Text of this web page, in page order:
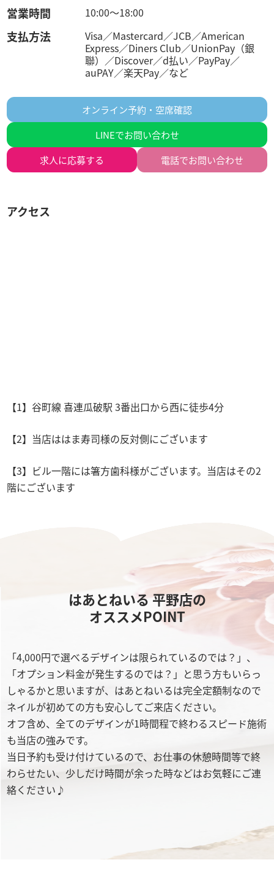
営業時間 10:00～18:00
支払方法
Visa／Mastercard／JCB／American
Express／Diners Club／UnionPay（銀
聯）／Discover／d払い／PayPay／
auPAY／楽天Pay／など
オンライン予約・空席確認
LINEでお問い合わせ
求人に応募する 電話でお問い合わせ
アクセス
【1】谷町線 喜連瓜破駅 3番出口から西に徒歩4分
【2】当店ははま寿司様の反対側にございます
【3】ビル一階には箸方歯科様がございます。当店はその2
階にございます
はあとねいる 平野店の
オススメPOINT
「4,000円で選べるデザインは限られているのでは？」、
「オプション料金が発生するのでは？」と思う方もいらっ
しゃるかと思いますが、はあとねいるは完全定額制なので
ネイルが初めての方も安心してご来店ください。
オフ含め、全てのデザインが1時間程で終わるスピード施術
も当店の強みです。
当日予約も受け付けているので、お仕事の休憩時間等で終
わらせたい、少しだけ時間が余った時などはお気軽にご連
絡ください♪